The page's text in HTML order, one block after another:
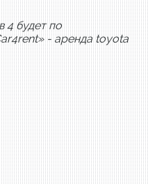
4 будет по
- аренда toyota